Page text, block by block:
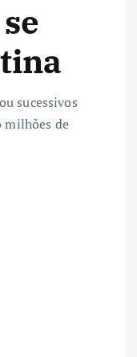
sucessivos
milhões de